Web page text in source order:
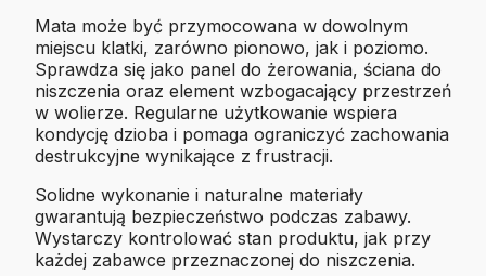
Mata może być przymocowana w dowolnym
miejscu klatki, zarówno pionowo, jak i poziomo.
Sprawdza się jako panel do żerowania, ściana do
niszczenia oraz element wzbogacający przestrzeń
w wolierze. Regularne użytkowanie wspiera
kondycję dzioba i pomaga ograniczyć zachowania
destrukcyjne wynikające z frustracji.
Solidne wykonanie i naturalne materiały
gwarantują bezpieczeństwo podczas zabawy.
Wystarczy kontrolować stan produktu, jak przy
każdej zabawce przeznaczonej do niszczenia.